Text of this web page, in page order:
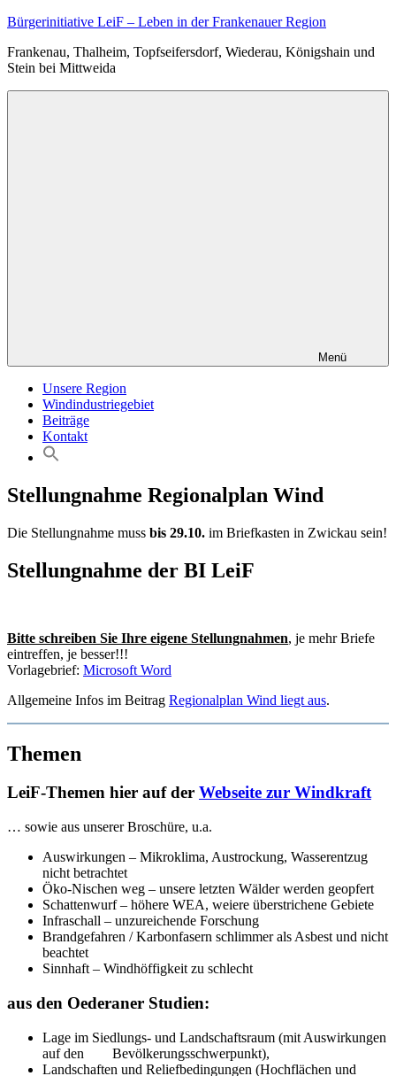
Zum
springen
Bürgerinitiative LeiF – Leben in der Frankenauer Region
Frankenau, Thalheim, Topfseifersdorf, Wiederau, Königshain und
Stein bei Mittweida
Menü
Unsere Region
Windindustriegebiet
Beiträge
Kontakt
Stellungnahme Regionalplan Wind
Die Stellungnahme muss bis 29.10. im Briefkasten in Zwickau sein!
Stellungnahme der BI LeiF
Bitte schreiben Sie Ihre eigene Stellungnahmen, je mehr Briefe
eintreffen, je besser!!!
Vorlagebrief: Microsoft Word
Allgemeine Infos im Beitrag Regionalplan Wind liegt aus.
Themen
LeiF-Themen hier auf der Webseite zur Windkraft
… sowie aus unserer Broschüre, u.a.
Auswirkungen – Mikroklima, Austrockung, Wasserentzug
nicht betrachtet
Öko-Nischen weg – unsere letzten Wälder werden geopfert
Schattenwurf – höhere WEA, weiere überstrichene Gebiete
Infraschall – unzureichende Forschung
Brandgefahren / Karbonfasern schlimmer als Asbest und nicht
beachtet
Sinnhaft – Windhöffigkeit zu schlecht
aus den Oederaner Studien:
Lage im Siedlungs- und Landschaftsraum (mit Auswirkungen
auf den Bevölkerungsschwerpunkt),
Landschaften und Reliefbedingungen (Hochflächen und